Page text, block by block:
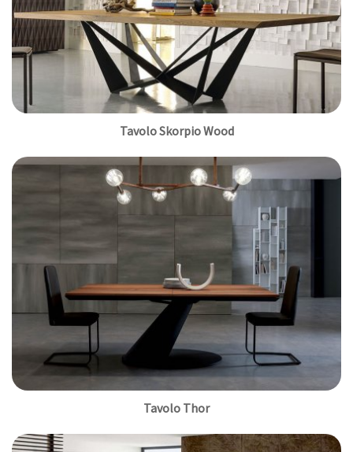
Tavolo Skorpio Wood
Tavolo Thor